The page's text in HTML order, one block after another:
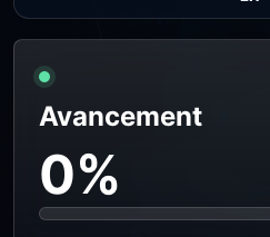
Avancement
0%